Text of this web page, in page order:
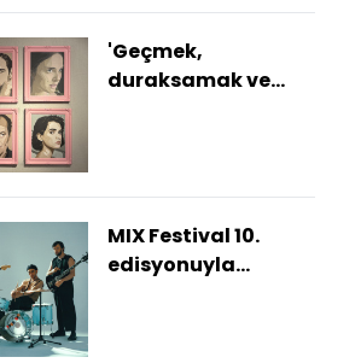
'Geçmek,
duraksamak ve
MIX Festival 10.
edisyonuyla